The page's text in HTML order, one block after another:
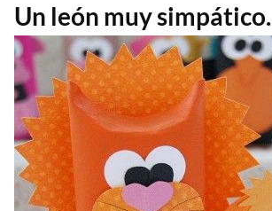
Un león muy simpático.